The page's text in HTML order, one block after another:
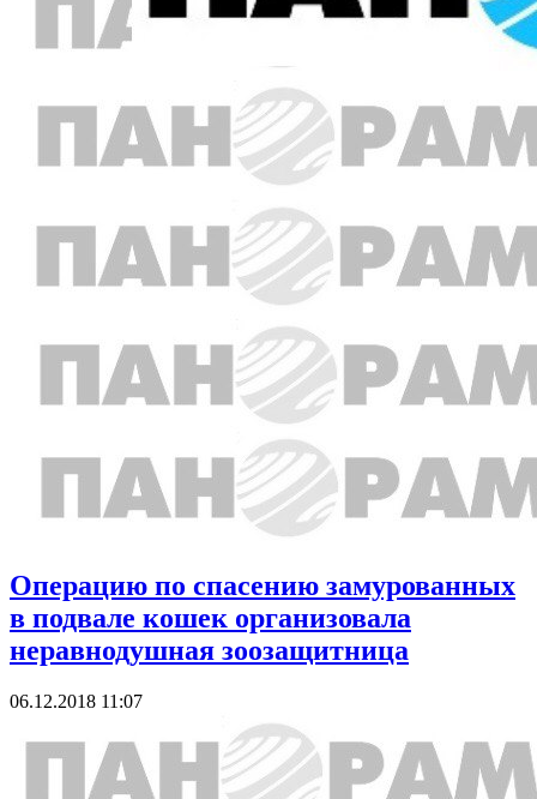
Операцию по спасению замурованных
в подвале кошек организовала
неравнодушная зоозащитница
06.12.2018 11:07